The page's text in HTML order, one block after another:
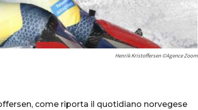
Henrik Kristoffersen ©Agence Zoom
come riporta il quotidiano norvegese